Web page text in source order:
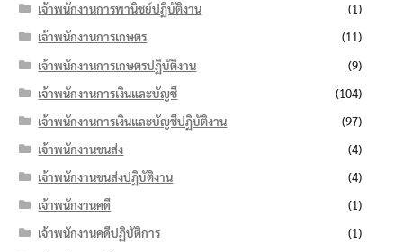
เจ้าพนักงานการพานิชย์ปฏิบัติงาน
(1)
เจ้าพนักงานการเกษตร
(11)
เจ้าพนักงานการเกษตรปฏิบัติงาน
(9)
เจ้าพนักงานการเงินและบัญชี
(104)
เจ้าพนักงานการเงินและบัญชีปฏิบัติงาน
(97)
เจ้าพนักงานขนส่ง
(4)
เจ้าพนักงานขนส่งปฏิบัติงาน
(4)
เจ้าพนักงานคดี
(1)
เจ้าพนักงานคดีปฏิบัติการ
(1)